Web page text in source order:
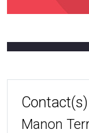
Contact(s)
Manon